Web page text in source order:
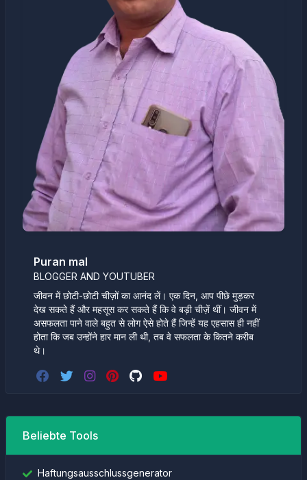
Puran mal
BLOGGER AND YOUTUBER
जीवन में छोटी-छोटी चीज़ों का आनंद लें। एक दिन, आप पीछे मुड़कर
देख सकते हैं और महसूस कर सकते हैं कि वे बड़ी चीज़ें थीं। जीवन में
असफलता पाने वाले बहुत से लोग ऐसे होते हैं जिन्हें यह एहसास ही नहीं
होता कि जब उन्होंने हार मान ली थी, तब वे सफलता के कितने करीब
थे।
Beliebte Tools
Haftungsausschlussgenerator